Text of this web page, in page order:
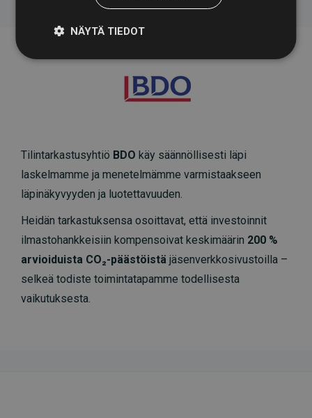
Tilintarkastusyhtiö BDO käy säännöllisesti läpi
laskelmamme ja menetelmämme varmistaakseen
läpinäkyvyyden ja luotettavuuden.
Heidän tarkastuksensa osoittavat, että investoinnit
ilmastohankkeisiin kompensoivat keskimäärin 200 %
arvioiduista CO₂-päästöistä jäsenverkkosivustoilla –
selkeä todiste toimintatapamme todellisesta
vaikutuksesta.
NÄYTÄ TIEDOT